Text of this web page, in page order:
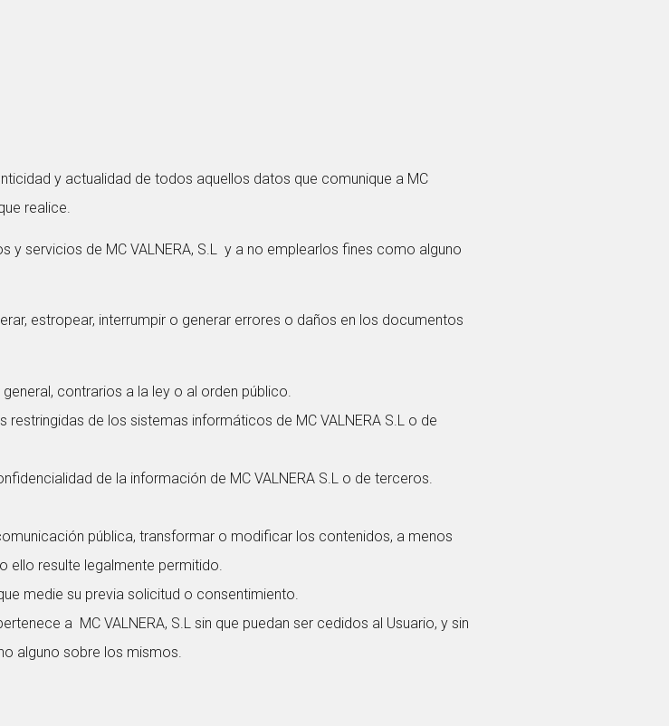
y actualidad de todos aquellos datos que comunique a MC
realice.
servicios de MC VALNERA, S.L y a no emplearlos fines como alguno
estropear, interrumpir o generar errores o daños en los documentos
contrarios a la ley o al orden público.
de los sistemas informáticos de MC VALNERA S.L o de
de la información de MC VALNERA S.L o de terceros.
pública, transformar o modificar los contenidos, a menos
ello resulte legalmente permitido.
medie su previa solicitud o consentimiento.
a MC VALNERA, S.L sin que puedan ser cedidos al Usuario, y sin
alguno sobre los mismos.